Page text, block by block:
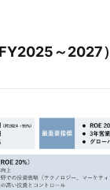
～2027）